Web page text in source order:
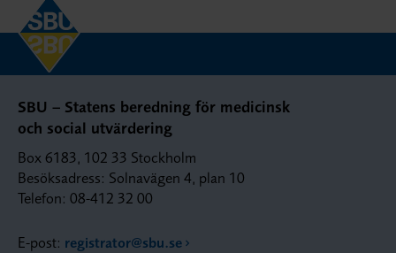
SBU – Statens beredning för medicinsk
och social utvärdering
Box 6183, 102 33 Stockholm
Besöksadress: Solnavägen 4, plan 10
Telefon: 08-412 32 00
E-post: registrator@sbu.se